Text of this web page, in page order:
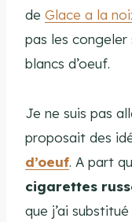
de Glace a la
pas les congeler
blancs d’oeuf.
Je ne suis pas
proposait des
d’oeuf. A part
cigarettes
que j’ai